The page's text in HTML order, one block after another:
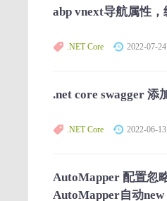
abp vnext导航属性
.NET Core 2022-07-24
.net core swagger 添
.NET Core 2022-06-13
AutoMapper 配置忽
AutoMapper自动